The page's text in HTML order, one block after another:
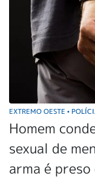
EXTREMO OESTE •
Homem
sexual de
arma é